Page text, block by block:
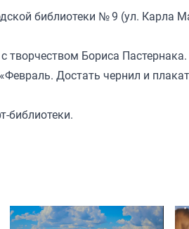
библиотеки № 9 (ул. Карла
Бориса
Достать чернил и
библиотеки.